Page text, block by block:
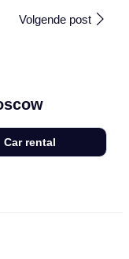
Volgende post
Car rental